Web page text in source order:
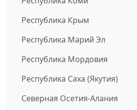
Республика Крым
Республика Марий Эл
Республика Мордовия
Республика Саха (Якутия)
Северная Осетия-Алания